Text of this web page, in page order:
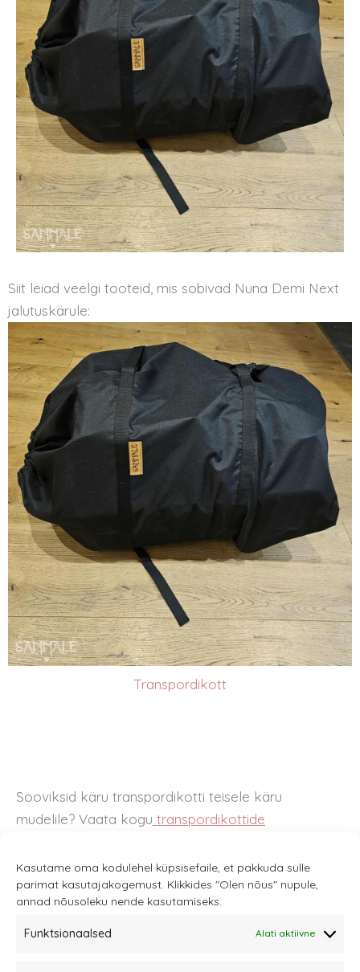
Kasutame oma kodulehel küpsisefaile, et pakkuda sulle
parimat kasutajakogemust. Klikkides "Olen nõus" nupule,
annad nõusoleku nende kasutamiseks.
Funktsionaalsed Alati aktiivne
Siit leiad veelgi tooteid, mis sobivad Nuna Demi Next
jalutuskärule:
Transpordikott
Sooviksid käru transpordikotti teisele käru
mudelile? Vaata kogu transpordikottide